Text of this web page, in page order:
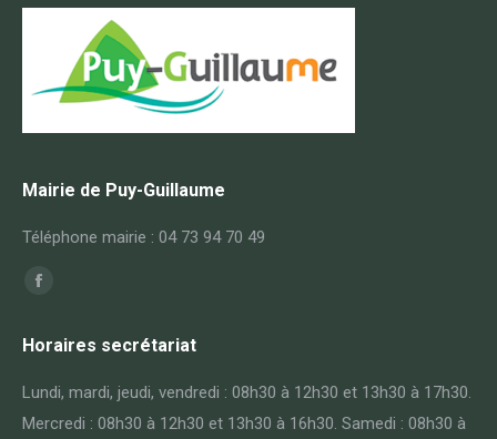
Mairie de Puy-Guillaume
Téléphone mairie : 04 73 94 70 49
Trouvez nous sur :
Horaires secrétariat
Lundi, mardi, jeudi, vendredi : 08h30 à 12h30 et 13h30 à 17h30.
Mercredi : 08h30 à 12h30 et 13h30 à 16h30. Samedi : 08h30 à